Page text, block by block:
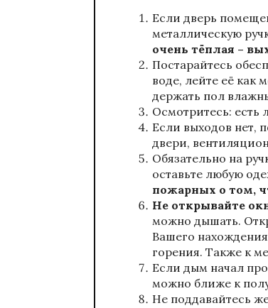
Если дверь
металлическую
очень тёплая –
Постарайтесь
воде, лейте её как
держать пол
Осмотритесь:
Если выходов нет,
двери,
Обязательно на
оставьте любую
пожарных о том,
Не открывайте
можно дышать.
Вашего
горения. Также к
Если дым начал
можно ближе к
Не поддавайтесь